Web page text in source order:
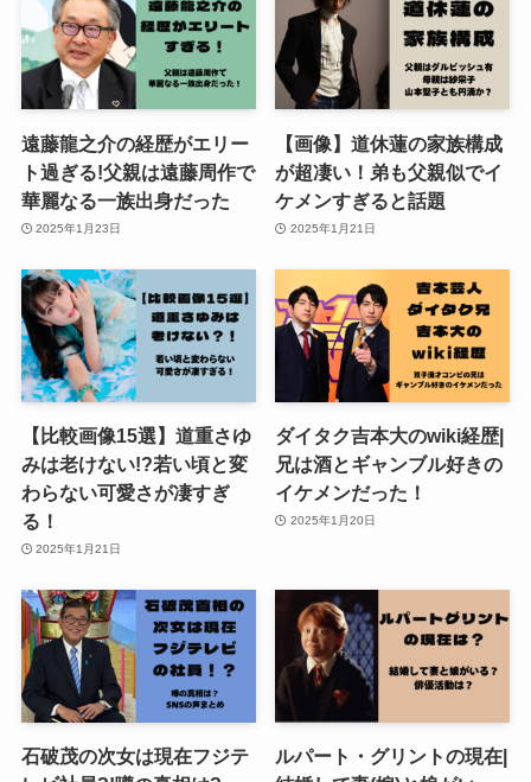
遠藤龍之介の経歴がエリー
ト過ぎる!父親は遠藤周作で
華麗なる一族出身だった
2025年1月23日
【画像】道休蓮の家族構成
が超凄い！弟も父親似でイ
ケメンすぎると話題
2025年1月21日
【比較画像15選】道重さゆ
みは老けない!?若い頃と変
わらない可愛さが凄すぎ
る！
2025年1月21日
ダイタク吉本大のwiki経歴|
兄は酒とギャンブル好きの
イケメンだった！
2025年1月20日
石破茂の次女は現在フジテ
ルパート・グリントの現在|